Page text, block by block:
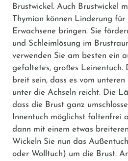
Brustwickel . Auch Brustwickel
Thymian können Linderung für
Erwachsene bringen. Sie
und Schleimlösung im
verwenden Sie am besten ein
gefaltetes, großes Leinentuch.
breit sein, dass es vom
unter die Achseln reicht. Die
dass die Brust ganz
Innentuch möglichst faltenfrei
dann mit einem etwas
Wickeln Sie nun das
oder Wolltuch) um die Brust.